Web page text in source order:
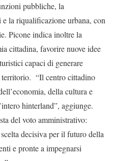
pubbliche, la
la riqualificazione urbana, con
Picone indica inoltre la
cittadina, favorire nuove idee
capaci di generare
territorio. “Il centro cittadino
della cultura e
hinterland”, aggiunge.
del voto amministrativo:
decisiva per il futuro della
e pronte a impegnarsi